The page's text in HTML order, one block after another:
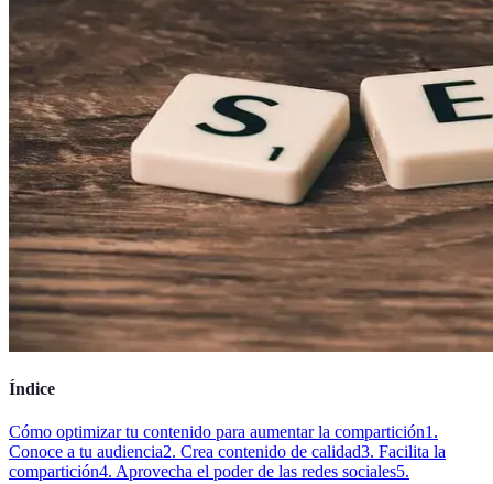
Índice
Cómo optimizar tu contenido para aumentar la compartición1.
Conoce a tu audiencia2. Crea contenido de calidad3. Facilita la
compartición4. Aprovecha el poder de las redes sociales5.